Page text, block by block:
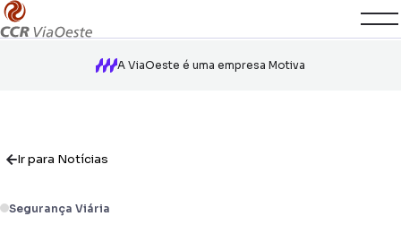
A ViaOeste é uma empresa Motiva
Ir para Notícias
Segurança Viária